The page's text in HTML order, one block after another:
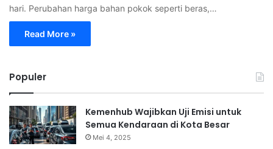
hari. Perubahan harga bahan pokok seperti beras,…
Read More »
Populer
Kemenhub Wajibkan Uji Emisi untuk
Semua Kendaraan di Kota Besar
Mei 4, 2025